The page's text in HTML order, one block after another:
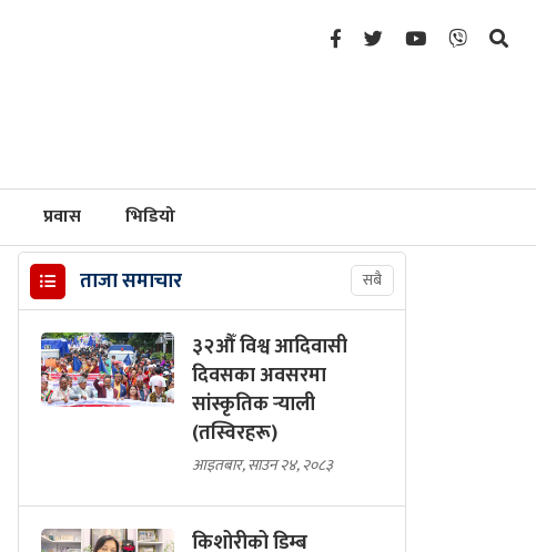
प्रवास भिडियो
ताजा समाचार सबै
३२औँ विश्व आदिवासी
दिवसका अवसरमा
सांस्कृतिक र्‍याली
(तस्विरहरू)
आइतबार, साउन २४, २०८३
किशोरीको डिम्ब